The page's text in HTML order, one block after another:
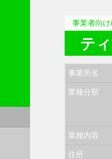
事業者向
テ
事業所名
業種分類
業種内容
住所